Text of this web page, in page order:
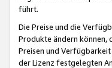
führt.
Die Preise und die
Produkte ändern können,
Preisen und
der Lizenz festgelegten